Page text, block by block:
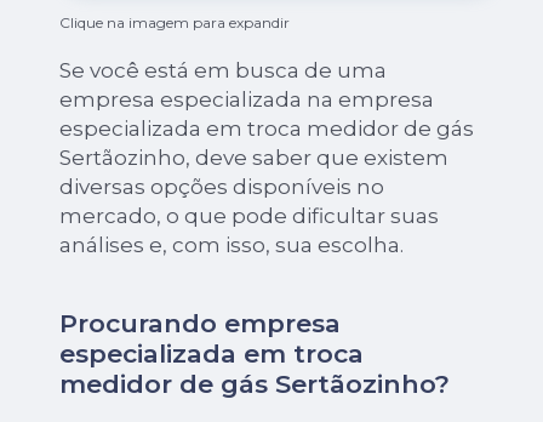
Clique na imagem para expandir
Se você está em busca de uma
empresa especializada na empresa
especializada em troca medidor de gás
Sertãozinho, deve saber que existem
diversas opções disponíveis no
mercado, o que pode dificultar suas
análises e, com isso, sua escolha.
Procurando empresa
especializada em troca
medidor de gás Sertãozinho?